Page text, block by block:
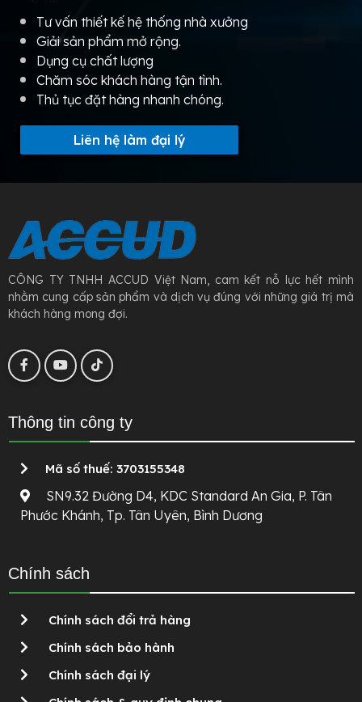
Tư vấn thiết kế hệ thống nhà xưởng
Giải sản phẩm mở rộng.
Dụng cụ chất lượng
Chăm sóc khách hàng tận tình.
Thủ tục đặt hàng nhanh chóng.
Liên hệ làm đại lý
CÔNG TY TNHH ACCUD Việt Nam, cam kết nỗ lực hết mình
nhằm cung cấp sản phẩm và dịch vụ đúng với những giá trị mà
khách hàng mong đợi.
Thông tin công ty
Mã số thuế: 3703155348
SN9.32 Đường D4, KDC Standard An Gia, P. Tân
Phước Khánh, Tp. Tân Uyên, Bình Dương
Chính sách
Chính sách đổi trả hàng
Chính sách bảo hành
Chính sách đại lý